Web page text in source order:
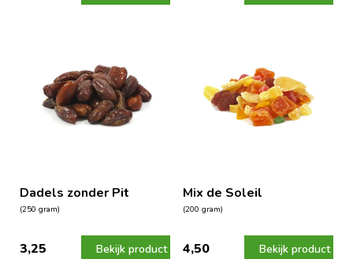
Dadels zonder Pit
(250 gram)
3,25 Bekijk product
Mix de Soleil
(200 gram)
4,50 Bekijk product